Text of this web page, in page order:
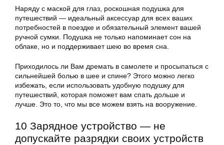
Наряду с маской для глаз, роскошная подушка для
путешествий — идеальный аксессуар для всех ваших
потребностей в поездке и обязательный элемент вашей
ручной сумки. Подушка не только напоминает сон на
облаке, но и поддерживает шею во время сна.
Приходилось ли Вам дремать в самолете и просыпаться с
сильнейшей болью в шее и спине? Этого можно легко
избежать, если использовать удобную подушку для
путешествий, которая поможет вам спать дольше и
лучше. Это то, что мы все можем взять на вооружение.
10 Зарядное устройство — не
допускайте разрядки своих устройств